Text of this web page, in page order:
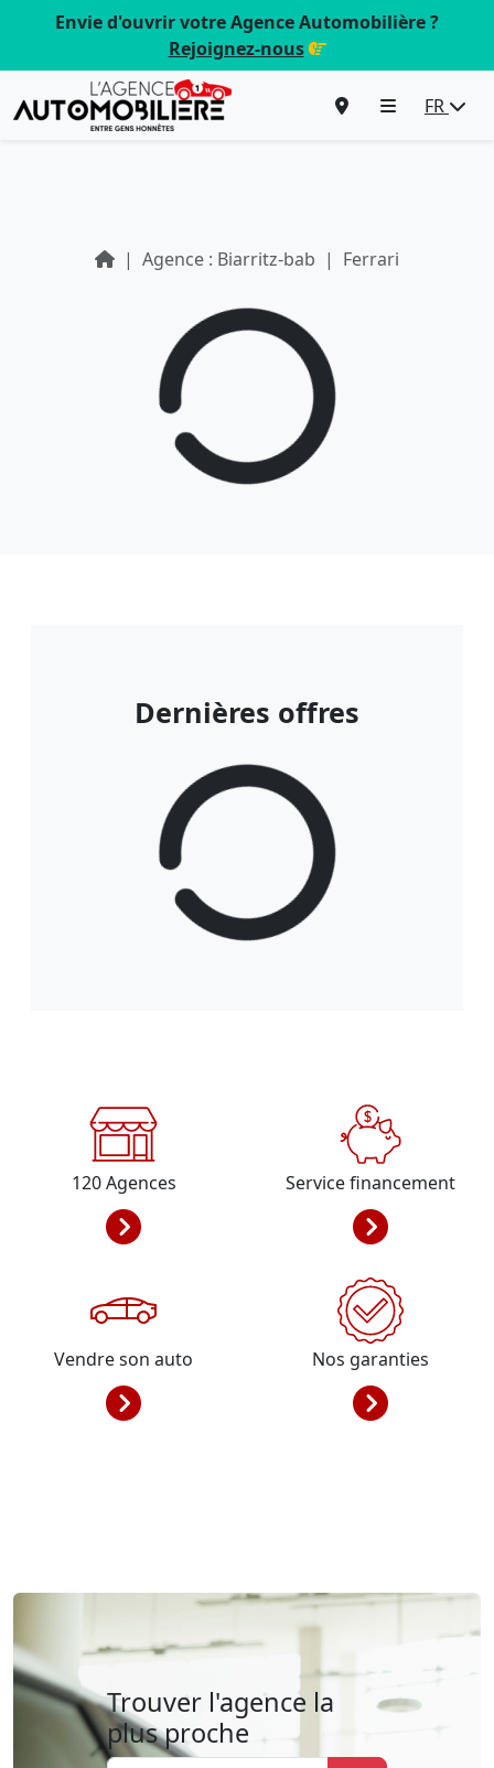
Envie d'ouvrir votre Agence Automobilière ?
Rejoignez-nous
FR
Agence : Biarritz-bab Ferrari
Dernières offres
120Agences Service financement
Vendre son auto Nos garanties
Trouver l'agence la
plus proche